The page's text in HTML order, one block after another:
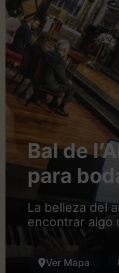
Bal de
para
La belleza del
encontrar algo
Ver Mapa